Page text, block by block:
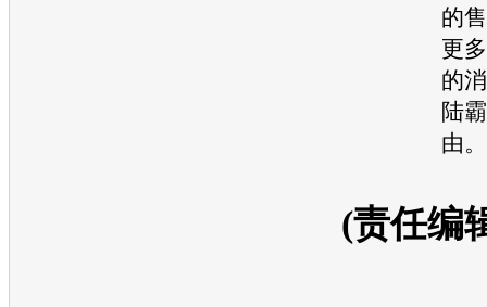
的
更
的
陆
由。
(责任编